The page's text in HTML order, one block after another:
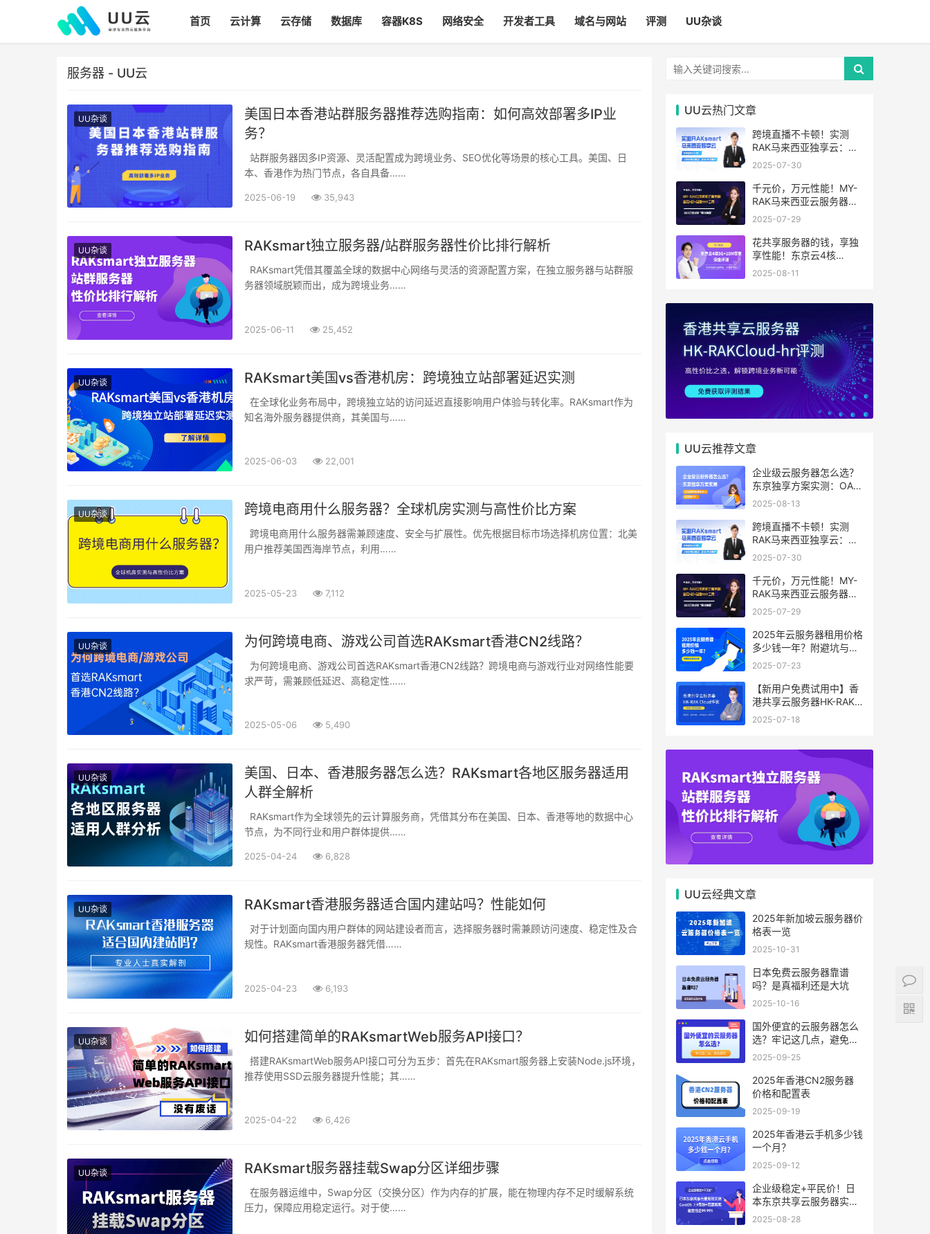
首页 云计算 云存储 数据库 容器K8S 网络安全 开发者工具 域名与网站 评测 UU杂谈
服务器 - UU云
UU杂谈
美国日本香港站群服务器推荐选购指南：如何高效部署多IP业
务？
本、香港作为热门节点，各自具备……
2025-06-19 35,943
UU杂谈 RAKsmart独立服务器/站群服务器性价比排行解析
务器领域脱颖而出，成为跨境业务……
2025-06-11 25,452
UU杂谈 RAKsmart美国vs香港机房：跨境独立站部署延迟实测
知名海外服务器提供商，其美国与……
2025-06-03 22,001
UU杂谈 跨境电商用什么服务器？全球机房实测与高性价比方案
用户推荐美国西海岸节点，利用……
2025-05-23 7,112
UU杂谈 为何跨境电商、游戏公司首选RAKsmart香港CN2线路？
求严苛，需兼顾低延迟、高稳定性……
2025-05-06 5,490
UU杂谈
美国、日本、香港服务器怎么选？RAKsmart各地区服务器适用
人群全解析
节点，为不同行业和用户群体提供……
2025-04-24 6,828
UU杂谈 RAKsmart香港服务器适合国内建站吗？性能如何
规性。RAKsmart香港服务器凭借……
2025-04-23 6,193
UU杂谈 如何搭建简单的RAKsmartWeb服务API接口？
推荐使用SSD云服务器提升性能；其……
2025-04-22 6,426
UU杂谈 RAKsmart服务器挂载Swap分区详细步骤
压力，保障应用稳定运行。对于使……
UU云热门文章
跨境直播不卡顿！实测
RAK马来西亚独享云：
1080P推流稳定，首月6
2025-07-30
千元价，万元性能！MY-
RAK马来西亚云服务器：
首月5折+免费SEO工具，
2025-07-29
花共享服务器的钱，享独
享性能！东京云4核
8G+10M带宽降价来袭
2025-08-11
UU云推荐文章
企业级云服务器怎么选？
东京独享方案实测：OA系
统响应提速40%，成本降
2025-08-13
跨境直播不卡顿！实测
RAK马来西亚独享云：
1080P推流稳定，首月6
2025-07-30
千元价，万元性能！MY-
RAK马来西亚云服务器：
首月5折+免费SEO工具，
2025-07-29
2025年云服务器租用价格
多少钱一年？附避坑与省
钱攻略
2025-07-23
【新用户免费试用中】香
港共享云服务器HK-RAK
Cloud评测：低延迟、高
2025-07-18
UU云经典文章
2025年新加坡云服务器价
格表一览
2025-10-31
日本免费云服务器靠谱
吗？是真福利还是大坑
2025-10-16
国外便宜的云服务器怎么
选？牢记这几点，避免踩
坑
2025-09-25
2025年香港CN2服务器
价格和配置表
2025-09-19
2025年香港云手机多少钱
一个月？
2025-09-12
企业级稳定+平民价！日
本东京共享云服务器实
测：CentOS 7.9系统+资
2025-08-28